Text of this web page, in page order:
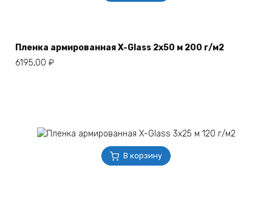
Пленка армированная X-Glass 2х50 м 200 г/м2
6195,00 ₽
В корзину